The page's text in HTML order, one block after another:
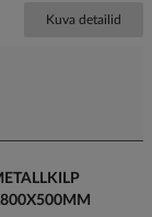
Kuva detailid